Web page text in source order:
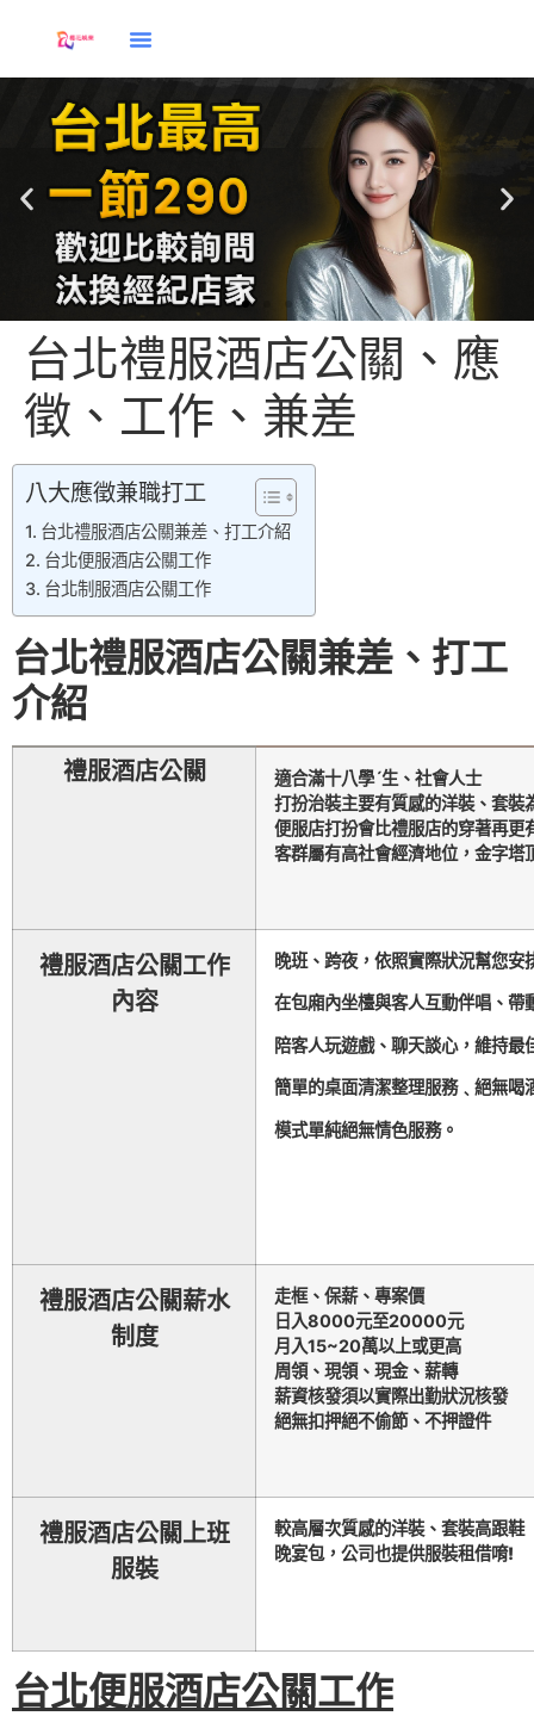
酒店兼直
台北禮服酒店公關、應
徵、工作、兼差
八大應徵兼職打工
台北禮服酒店公關兼差、打工介紹
台北便服酒店公關工作
台北制服酒店公關工作
台北禮服酒店公關兼差、打工
介紹
禮服酒店公關
適合滿十八學ˊ生、社會人士
打扮治裝主要有質感的洋裝、套裝
便服店打扮會比禮服店的穿著再更
客群屬有高社會經濟地位，金字塔
禮服酒店公關工作
內容
晚班、跨夜，依照實際狀況幫您安
在包廂內坐檯與客人互動伴唱、帶
陪客人玩遊戲、聊天談心，維持最
簡單的桌面清潔整理服務﹑ 絕無喝
模式單純絕無情色服務。
禮服酒店公關薪水
制度
走框、保薪、專案價
日入8000元至20000元
月入15~20萬以上或更高
周領、現領、現金、薪轉
薪資核發須以實際出勤狀況核發
絕無扣押絕不偷節、不押證件
禮服酒店公關上班
服裝
較高層次質感的洋裝、套裝高跟鞋
晚宴包， 公司也提供服裝租借唷!
台北便服酒店公關工作